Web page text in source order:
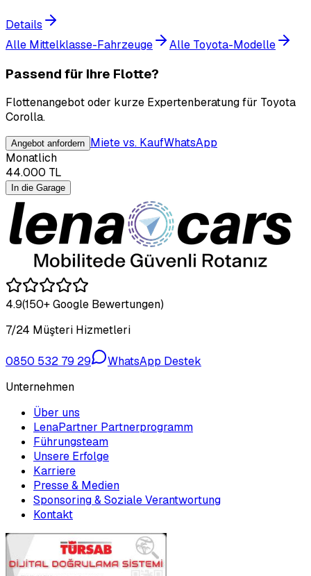
Details
Alle Mittelklasse-Fahrzeuge
Alle Toyota-Modelle
Passend für Ihre Flotte?
Flottenangebot oder kurze Expertenberatung für Toyota
Corolla.
Angebot anfordern Miete vs. KaufWhatsApp
Monatlich
44.000 TL
In die Garage
4.9(150+ Google Bewertungen)
7/24 Müşteri Hizmetleri
0850 532 79 29
WhatsApp Destek
Unternehmen
Über uns
LenaPartner Partnerprogramm
Führungsteam
Unsere Erfolge
Karriere
Presse & Medien
Sponsoring & Soziale Verantwortung
Kontakt